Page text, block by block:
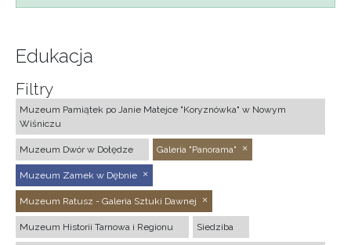
Edukacja
Filtry
Muzeum Pamiątek po Janie Matejce "Koryznówka" w Nowym
Wiśniczu
Muzeum Dwór w Dołędze Galeria "Panorama"
Muzeum Zamek w Dębnie
Muzeum Ratusz - Galeria Sztuki Dawnej
Muzeum Historii Tarnowa i Regionu Siedziba